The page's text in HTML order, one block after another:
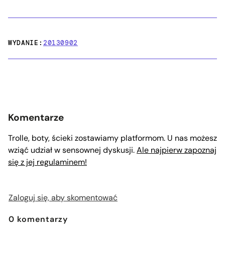
WYDANIE:20130902
Komentarze
Trolle, boty, ścieki zostawiamy platformom. U nas możesz
wziąć udział w sensownej dyskusji.Ale najpierw zapoznaj
się z jej regulaminem!
Zaloguj się, aby skomentować
0 komentarzy